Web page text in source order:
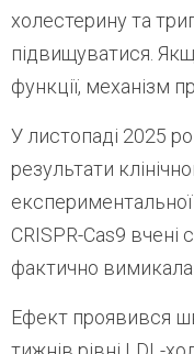
холестерину та
підвищуватися.
функції, механізм
У листопаді 2025
результати
CRISPR-Cas9
фактично
Ефект проявився